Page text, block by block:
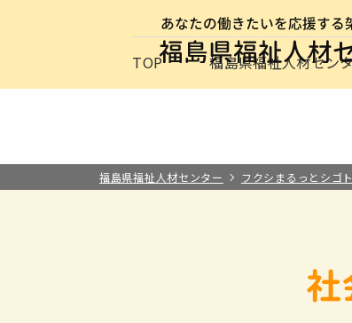
TOP 福島県福祉人材セン
福島県福祉人材センター フクシまるっとシゴト